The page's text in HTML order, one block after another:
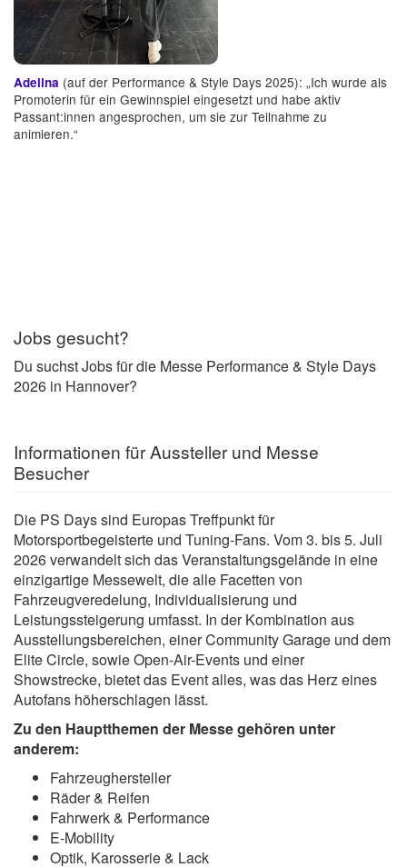
Adelina (auf der Performance & Style Days 2025): „Ich wurde als
Promoterin für ein Gewinnspiel eingesetzt und habe aktiv
Passant:innen angesprochen, um sie zur Teilnahme zu
animieren.“
Jobs gesucht?
Du suchst Jobs für die Messe Performance & Style Days
2026 in Hannover?
Informationen für Aussteller und Messe
Besucher
Die PS Days sind Europas Treffpunkt für
Motorsportbegeisterte und Tuning-Fans. Vom 3. bis 5. Juli
2026 verwandelt sich das Veranstaltungsgelände in eine
einzigartige Messewelt, die alle Facetten von
Fahrzeugveredelung, Individualisierung und
Leistungssteigerung umfasst. In der Kombination aus
Ausstellungsbereichen, einer Community Garage und dem
Elite Circle, sowie Open-Air-Events und einer
Showstrecke, bietet das Event alles, was das Herz eines
Autofans höherschlagen lässt.
Zu den Hauptthemen der Messe gehören unter
anderem:
Fahrzeughersteller
Räder & Reifen
Fahrwerk & Performance
E-Mobility
Optik, Karosserie & Lack